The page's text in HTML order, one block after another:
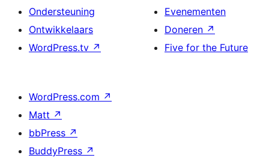
Ondersteuning
Ontwikkelaars
WordPress.tv ↗
Evenementen
Doneren ↗
Five for the Future
WordPress.com ↗
Matt ↗
bbPress ↗
BuddyPress ↗